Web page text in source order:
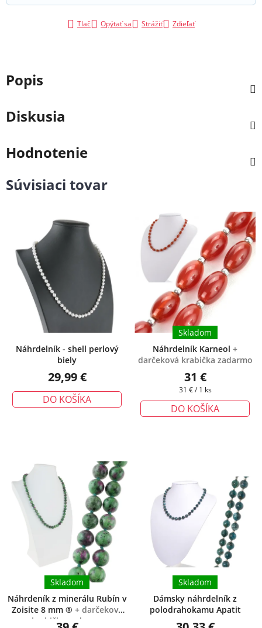
Tlač Opýtať sa Strážiť Zdieľať
Popis
Diskusia
Hodnotenie
Súvisiaci tovar
Náhrdelník - shell perlový
biely
29,99 €
DO KOŠÍKA
Náhrdelník Karneol +
darčeková krabička zadarmo
Skladom
31 €
Jednotková
31 € / 1 ks
DO KOŠÍKA
Náhrdeník z minerálu Rubín v
Zoisite 8 mm ® + darčeková
krabička zadarmo
Skladom
Dámsky náhrdelník z
polodrahokamu Apatit
Skladom